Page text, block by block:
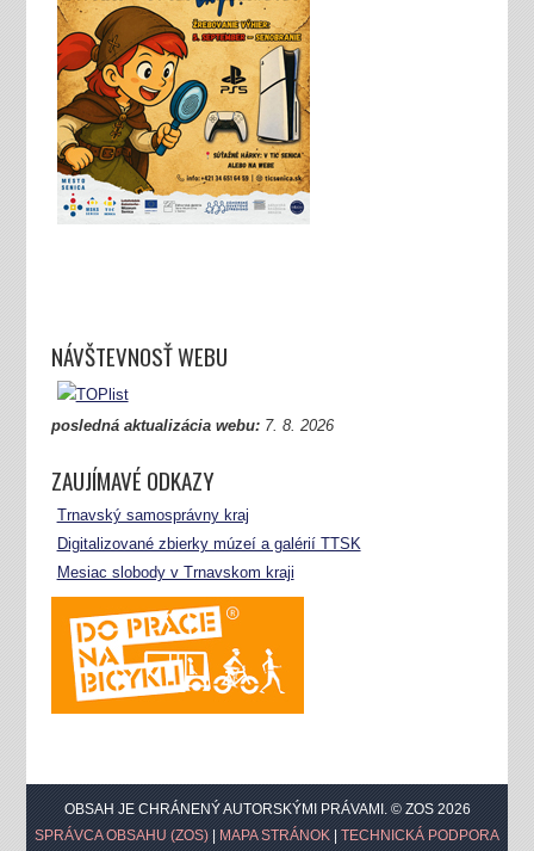
NÁVŠTEVNOSŤ WEBU
posledná aktualizácia webu:7. 8. 2026
ZAUJÍMAVÉ ODKAZY
Trnavský samosprávny kraj
Digitalizované zbierky múzeí a galérií TTSK
Mesiac slobody v Trnavskom kraji
OBSAH JE CHRÁNENÝ AUTORSKÝMI PRÁVAMI. © ZOS 2026
SPRÁVCA OBSAHU (ZOS)
MAPA STRÁNOK TECHNICKÁ PODPORA